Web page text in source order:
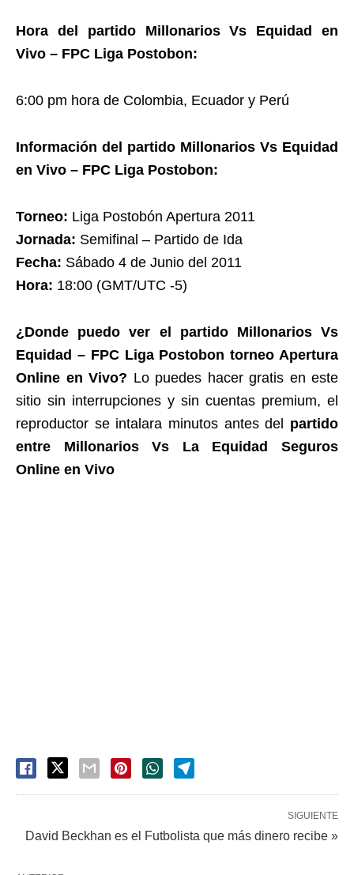
Hora del partido Millonarios Vs Equidad en
Vivo – FPC Liga Postobon:
6:00 pm hora de Colombia, Ecuador y Perú
Información del partido Millonarios Vs Equidad
en Vivo – FPC Liga Postobon:
Torneo: Liga Postobón Apertura 2011
Jornada: Semifinal – Partido de Ida
Fecha: Sábado 4 de Junio del 2011
Hora: 18:00 (GMT/UTC -5)
¿Donde puedo ver el partido Millonarios Vs
Equidad – FPC Liga Postobon torneo Apertura
Online en Vivo? Lo puedes hacer gratis en este
sitio sin interrupciones y sin cuentas premium, el
reproductor se intalara minutos antes del partido
entre Millonarios Vs La Equidad Seguros
Online en Vivo
SIGUIENTE
David Beckhan es el Futbolista que más dinero recibe »